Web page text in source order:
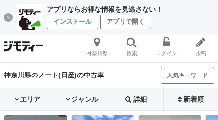
アプリならお得な情報を見逃さない！
インストール アプリで開く
神奈川県 検索 ログイン 投稿
神奈川県のノート(日産)の中古車 人気キーワード
エリア ジャンル 詳細 新着順